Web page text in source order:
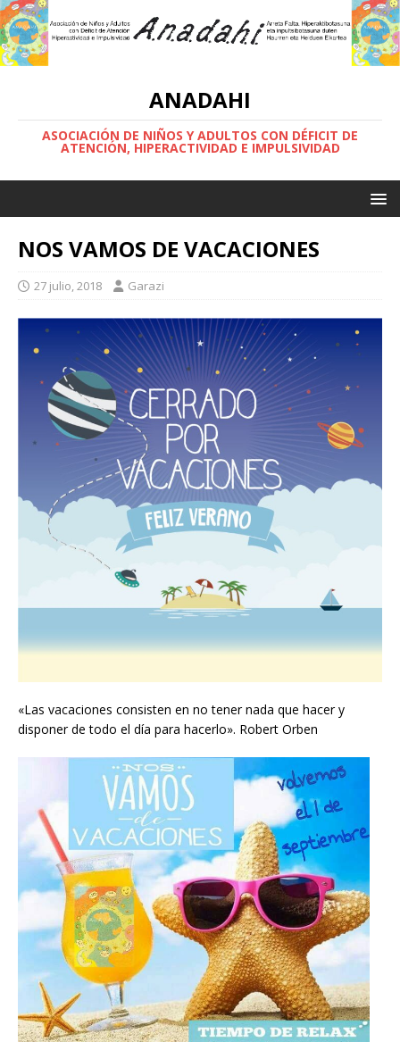
ANADAHI
ASOCIACIÓN DE NIÑOS Y ADULTOS CON DÉFICIT DE
ATENCIÓN, HIPERACTIVIDAD E IMPULSIVIDAD
NOS VAMOS DE VACACIONES
27 julio, 2018 Garazi
«Las vacaciones consisten en no tener nada que hacer y
disponer de todo el día para hacerlo». Robert Orben